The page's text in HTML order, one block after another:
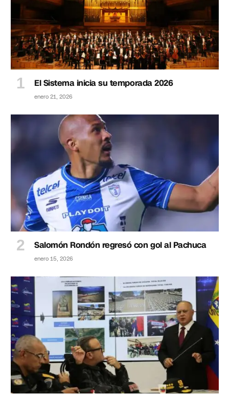
El Sistema inicia su temporada 2026
enero 21, 2026
Salomón Rondón regresó con gol al Pachuca
enero 15, 2026